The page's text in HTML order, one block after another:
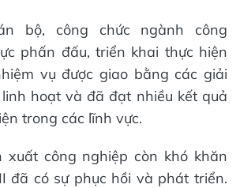
bộ, công chức ngành công
phấn đấu, triển khai thực hiện
vụ được giao bằng các giải
hoạt và đã đạt nhiều kết quả
trong các lĩnh vực.
xuất công nghiệp còn khó khăn
đã có sự phục hồi và phát triển.